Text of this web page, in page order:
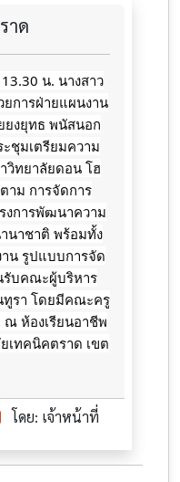
าด
น. นางสาว
การฝ่ายแผนงาน
ยงยุทธ พนัสนอก
ะชุมเตรียมความ
ทยาลัยดอน โฮ
าม การจัดการ
งการพัฒนาความ
นาชาติ พร้อมทั้ง
น รูปแบบการจัด
รับคณะผู้บริหาร
ทูรา โดยมีคณะครู
ณ ห้องเรียนอาชีพ
เทคนิคตราด เขต
โดย: เจ้าหน้าที่